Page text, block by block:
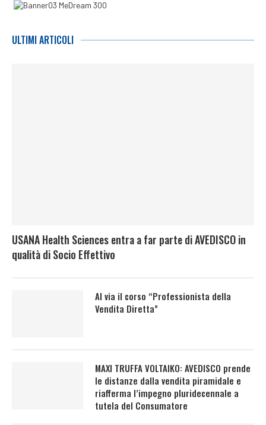
ULTIMI ARTICOLI
USANA Health Sciences entra a far parte di AVEDISCO in
qualità di Socio Effettivo
Al via il corso “Professionista della
Vendita Diretta”
MAXI TRUFFA VOLTAIKO: AVEDISCO prende
le distanze dalla vendita piramidale e
riafferma l’impegno pluridecennale a
tutela del Consumatore